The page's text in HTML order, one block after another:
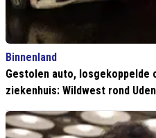
Binnenland
Gestolen auto, losgekoppelde
ziekenhuis: Wildwest rond Uden